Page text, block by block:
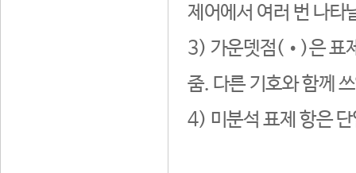
제어에서 여러 번 나타
3) 가운뎃점(•)은 표
줌. 다른 기호와 함께
4) 미분석 표제 항은